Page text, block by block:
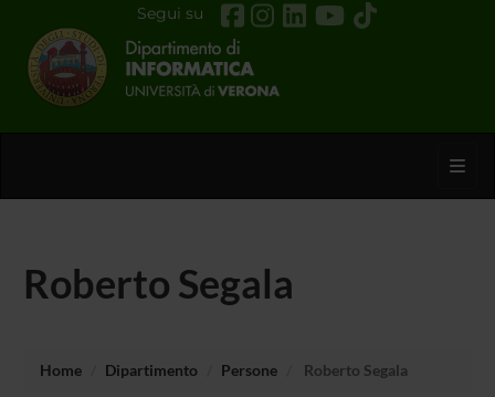
Segui su
Roberto Segala
Home Dipartimento Persone Roberto Segala